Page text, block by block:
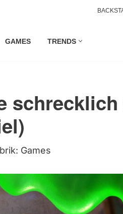
GAMES TRENDS
Games